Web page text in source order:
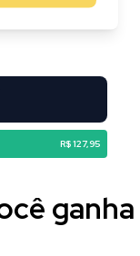
R$ 127,95
ganha